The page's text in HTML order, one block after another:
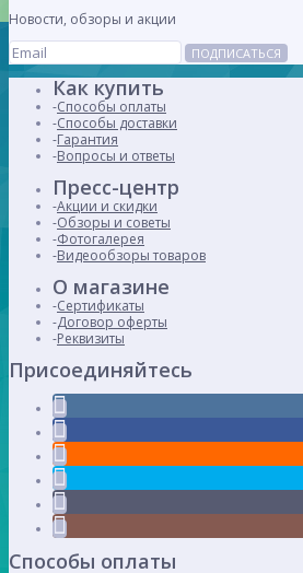
Новости, обзоры и акции
ПОДПИСАТЬСЯ
Как купить
Способы оплаты
Способы доставки
Гарантия
Вопросы и ответы
Пресс-центр
Акции и скидки
Обзоры и советы
Фотогалерея
Видеообзоры товаров
О магазине
Сертификаты
Договор оферты
Реквизиты
Присоединяйтесь
Способы оплаты